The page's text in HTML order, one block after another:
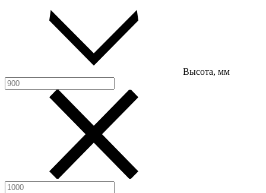
Высота, мм